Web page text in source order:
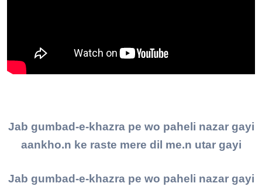
Jab gumbad-e-khazra pe wo paheli nazar gayi
aankho.n ke raste mere dil me.n utar gayi
Jab gumbad-e-khazra pe wo paheli nazar gayi